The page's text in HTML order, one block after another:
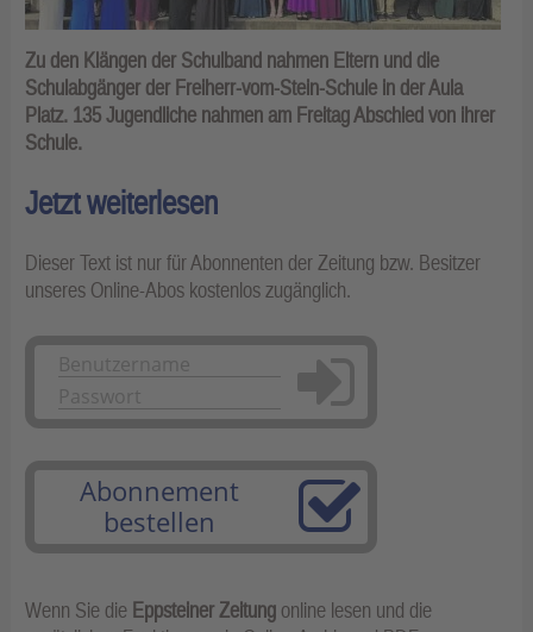
Zu den Klängen der Schulband nahmen Eltern und die
Schulabgänger der Freiherr-vom-Stein-Schule in der Aula
Platz. 135 Jugendliche nahmen am Freitag Abschied von ihrer
Schule.
Jetzt weiterlesen
Dieser Text ist nur für Abonnenten der Zeitung bzw. Besitzer
unseres Online-Abos kostenlos zugänglich.
Anmelden
Abonnement
bestellen
Wenn Sie die Eppsteiner Zeitung online lesen und die